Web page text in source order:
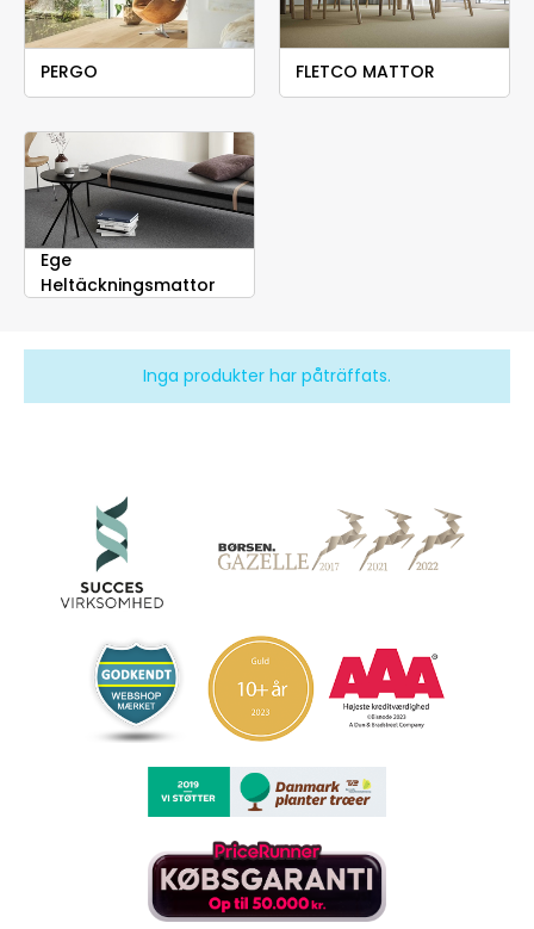
PERGO FLETCO MATTOR
Ege
Heltäckningsmattor
Inga produkter har påträffats.